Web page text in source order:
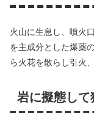
火山に生息し、噴火
を主成分とした爆薬
ら火花を散らし引火
岩に擬態し